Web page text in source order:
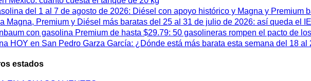
del 1 al 7 de agosto de 2026: Diésel con apoyo histórico y Magna y Premium
Magna, Premium y Diésel más baratas del 25 al 31 de julio de 2026: así queda el
con gasolina Premium de hasta $29.79: 50 gasolineras rompen el pacto de
HOY en San Pedro Garza García: ¿Dónde está más barata esta semana del 18 al
estados